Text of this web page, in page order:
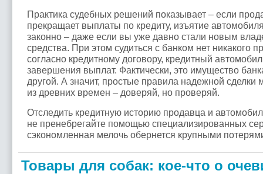
Практика судебных решений показывает – если
прекращает выплаты по кредиту, изъятие
законно – даже если вы уже давно стали новым
средства. При этом судиться с банком нет никакого
согласно кредитному договору, кредитный
завершения выплат. Фактически, это имущество
другой. А значит, простые правила надежной
из древних времен – доверяй, но проверяй.
Отследить кредитную историю продавца и
не пренебрегайте помощью специализированных
сэкономленная мелочь обернется крупными
Товары для собак: кое-что о